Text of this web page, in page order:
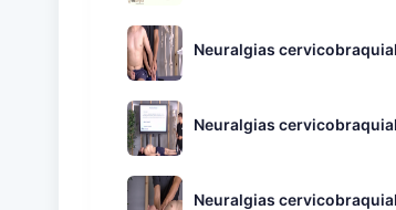
Neuralgias
Neuralgias
Neuralgias